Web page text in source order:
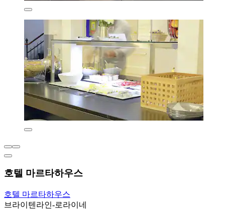
호텔 마르타하우스
호텔 마르타하우스
브라이텐라인-로라이네